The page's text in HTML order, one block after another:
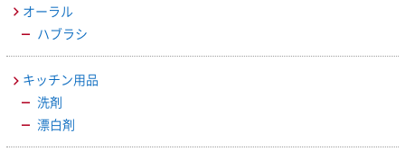
オーラル
ハブラシ
キッチン用品
洗剤
漂白剤